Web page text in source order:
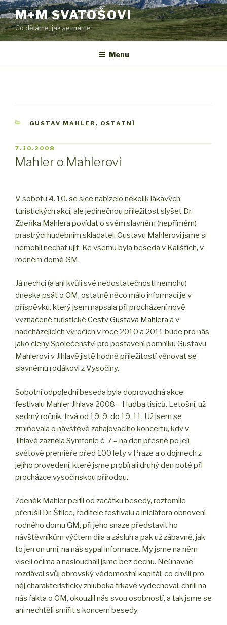
Přejít
k
obsahu
webu
M+M SVATOŠOVI
Co děláme, jak se máme
Menu
RUBRIKY
GUSTAV MAHLER , OSTATNÍ
PUBLIKOVÁNO
7.10.2008
Mahler o Mahlerovi
V sobotu 4. 10. se sice nabízelo několik lákavých
turistických akcí, ale jedinečnou příležitost slyšet Dr.
Zdeňka Mahlera povídat o svém slavném (nepřímém)
prastrýci hudebním skladateli Gustavu Mahlerovi jsme si
nemohli nechat ujít. Ke všemu byla beseda v Kalištích, v
rodném domě GM.
Já nechci (a ani kvůli své nedostatečnosti nemohu)
dneska psát o GM, ostatně něco málo informací je v
příspěvku, který jsem napsala při procházení nově
vyznačené turistické Cesty Gustava Mahlera a v
nadcházejících výročích v roce 2010 a 2011 bude pro nás
jako členy Společenství pro postavení pomníku Gustavu
Mahlerovi v Jihlavě jistě hodně příležitostí věnovat se
slavnému rodákovi z Vysočiny.
Sobotní odpolední beseda byla doprovodná akce
festivalu Mahler Jihlava 2008 – Hudba tisíců. Letošní, už
sedmý ročník, trvá od 19. 9. do 19. 11. Už jsem se
zmiňovala o návštěvě zahajovacího koncertu, kdy v
Jihlavě zazněla Symfonie č. 7 – na den přesně po její
světové premiéře před 100 lety v Praze a o dojmech z
jejího provedení, které jsme probírali druhý den poté při
procházce vysočinskou přírodou.
Zdeněk Mahler perlil od začátku besedy, roztomile
přerušil Dr. Štilce, ředitele festivalu a iniciátora obnovení
rodného domu GM, při jeho snaze představit ho
návštěvníkům výčtem díla a zásluh a pak už zábavně, jak
to jen on umí, na nás sypal informace. My jsme na něm
viseli očima a naslouchali jsme bez dechu. Neúnavně
rozdával svůj obrovský vědomostní kapitál, co chvíli pro
něj charakteristicky zhluboka frkavě vydechoval, chrlil na
nás fakta o GM, okouzlil nás svou osobností, a tak jsme se
ani nechtěli smířit s koncem besedy.